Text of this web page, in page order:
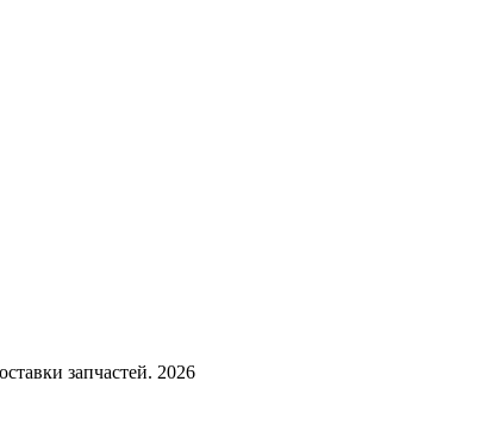
запчастей. 2026